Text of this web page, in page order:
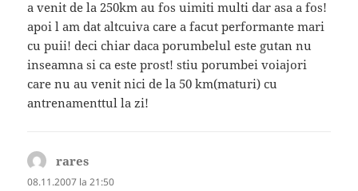
a venit de la 250km au fos uimiti multi dar asa a fos!
apoi l am dat altcuiva care a facut performante mari
cu puii! deci chiar daca porumbelul este gutan nu
inseamna si ca este prost! stiu porumbei voiajori
care nu au venit nici de la 50 km(maturi) cu
antrenamenttul la zi!
rares
08.11.2007 la 21:50